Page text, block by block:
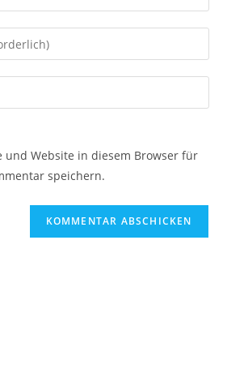
und Website in diesem Browser für
speichern.